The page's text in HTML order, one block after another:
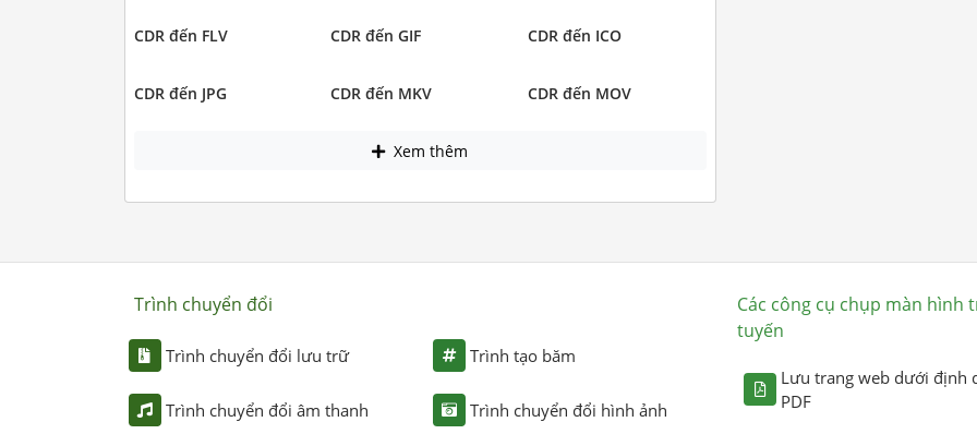
CDR đến FLV CDR đến GIF CDR đến ICO
CDR đến JPG CDR đến MKV CDR đến MOV
Xem thêm
Trình chuyển đổi
Trình chuyển đổi lưu trữ
Trình chuyển đổi âm thanh
Trình tạo băm
Trình chuyển đổi hình ảnh
Các công cụ chụp màn hình
tuyến
Lưu trang web dưới định
PDF